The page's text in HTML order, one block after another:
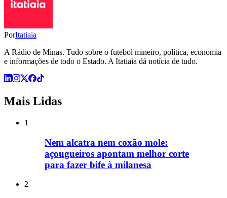
PorItatiaia
A Rádio de Minas. Tudo sobre o futebol mineiro, política, economia
e informações de todo o Estado. A Itatiaia dá notícia de tudo.
Mais Lidas
1
Nem alcatra nem coxão mole:
açougueiros apontam melhor corte
para fazer bife à milanesa
2